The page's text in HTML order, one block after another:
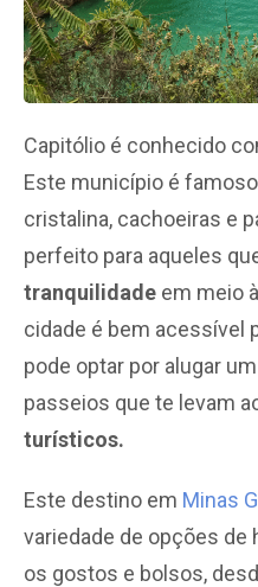
Capitólio é conhecido
Este município é
cristalina, cachoeiras e
perfeito para aqueles
tranquilidade em meio
cidade é bem acessível
pode optar por alugar
passeios que te levam
turísticos.
Este destino em Minas
variedade de opções de
os gostos e bolsos,